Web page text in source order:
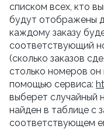
списком всех, кто
будут отображены
каждому заказу
соответствующий
(сколько заказов
столько номеров он
помощью сервиса:
выберет случайный
найден в таблице с
соответствующем